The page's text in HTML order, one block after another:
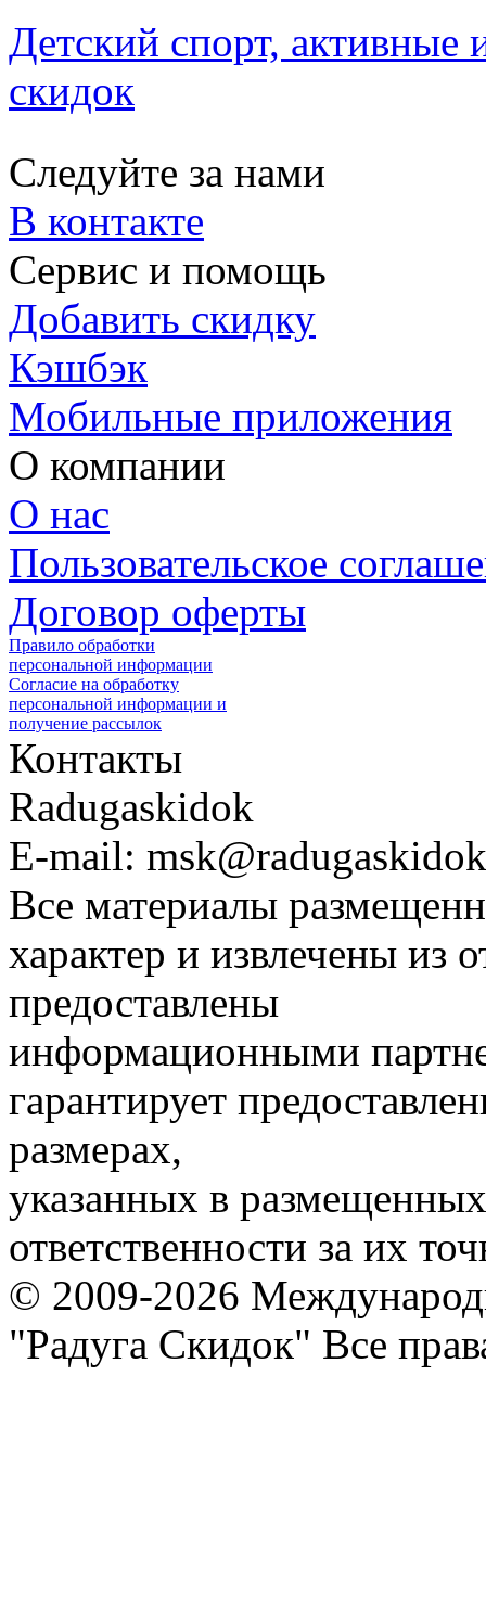
Детский спорт, активные
скидок
Следуйте за нами
В контакте
Сервис и помощь
Добавить скидку
Кэшбэк
Мобильные приложения
О компании
О нас
Пользовательское
Договор оферты
Правило обработки
персональной информации
Согласие на обработку
персональной информации и
получение рассылок
Контакты
Radugaskidok
E-mail:
Все материалы
характер и извлечены из
предоставлены
информационными
гарантирует
размерах,
указанных в
ответственности за их
© 2009-2026
"Радуга Скидок" Все